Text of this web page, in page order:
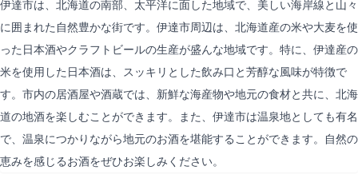
伊達市は、北海道の南部、太平洋に面した地域で、美しい海岸線と山々
に囲まれた自然豊かな街です。伊達市周辺は、北海道産の米や大麦を使
った日本酒やクラフトビールの生産が盛んな地域です。特に、伊達産の
米を使用した日本酒は、スッキリとした飲み口と芳醇な風味が特徴で
す。市内の居酒屋や酒蔵では、新鮮な海産物や地元の食材と共に、北海
道の地酒を楽しむことができます。また、伊達市は温泉地としても有名
で、温泉につかりながら地元のお酒を堪能することができます。自然の
恵みを感じるお酒をぜひお楽しみください。